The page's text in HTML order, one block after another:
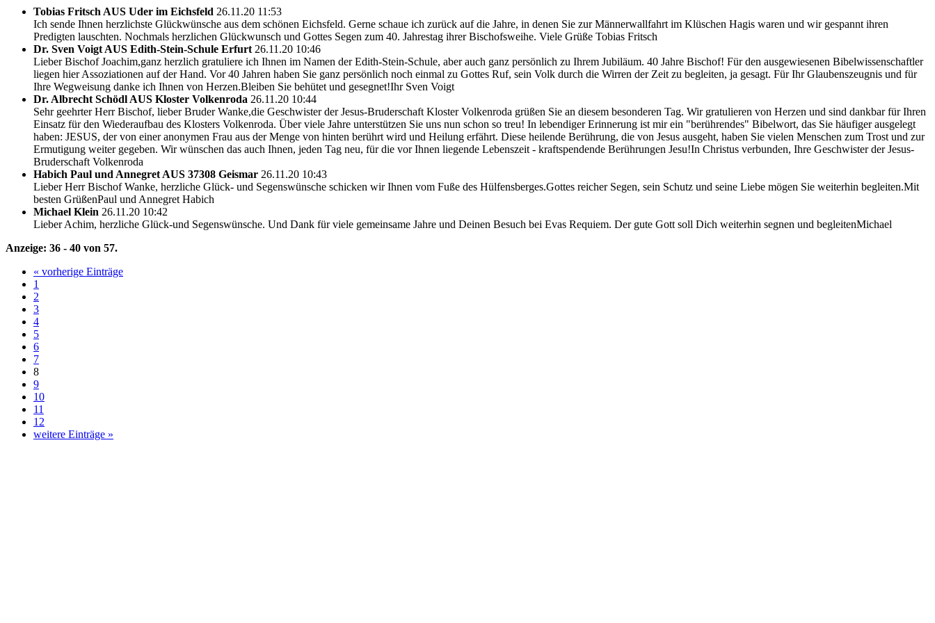
Tobias Fritsch AUS Uder im Eichsfeld 26.11.20 11:53
Ich sende Ihnen herzlichste Glückwünsche aus dem schönen Eichsfeld. Gerne schaue ich zurück auf die Jahre, in denen Sie zur Männerwallfahrt im Klüschen Hagis waren und wir gespannt ihren
Predigten lauschten. Nochmals herzlichen Glückwunsch und Gottes Segen zum 40. Jahrestag ihrer Bischofsweihe. Viele Grüße Tobias Fritsch
Dr. Sven Voigt AUS Edith-Stein-Schule Erfurt 26.11.20 10:46
Lieber Bischof Joachim,ganz herzlich gratuliere ich Ihnen im Namen der Edith-Stein-Schule, aber auch ganz persönlich zu Ihrem Jubiläum. 40 Jahre Bischof! Für den ausgewiesenen Bibelwissenschaftler
liegen hier Assoziationen auf der Hand. Vor 40 Jahren haben Sie ganz persönlich noch einmal zu Gottes Ruf, sein Volk durch die Wirren der Zeit zu begleiten, ja gesagt. Für Ihr Glaubenszeugnis und für
Ihre Wegweisung danke ich Ihnen von Herzen.Bleiben Sie behütet und gesegnet!Ihr Sven Voigt
Dr. Albrecht Schödl AUS Kloster Volkenroda 26.11.20 10:44
Sehr geehrter Herr Bischof, lieber Bruder Wanke,die Geschwister der Jesus-Bruderschaft Kloster Volkenroda grüßen Sie an diesem besonderen Tag. Wir gratulieren von Herzen und sind dankbar für Ihren
Einsatz für den Wiederaufbau des Klosters Volkenroda. Über viele Jahre unterstützen Sie uns nun schon so treu! In lebendiger Erinnerung ist mir ein "berührendes" Bibelwort, das Sie häufiger ausgelegt
haben: JESUS, der von einer anonymen Frau aus der Menge von hinten berührt wird und Heilung erfährt. Diese heilende Berührung, die von Jesus ausgeht, haben Sie vielen Menschen zum Trost und zur
Ermutigung weiter gegeben. Wir wünschen das auch Ihnen, jeden Tag neu, für die vor Ihnen liegende Lebenszeit - kraftspendende Berührungen Jesu!In Christus verbunden, Ihre Geschwister der Jesus-
Bruderschaft Volkenroda
Habich Paul und Annegret AUS 37308 Geismar 26.11.20 10:43
Lieber Herr Bischof Wanke, herzliche Glück- und Segenswünsche schicken wir Ihnen vom Fuße des Hülfensberges.Gottes reicher Segen, sein Schutz und seine Liebe mögen Sie weiterhin begleiten.Mit
besten GrüßenPaul und Annegret Habich
Michael Klein 26.11.20 10:42
Lieber Achim, herzliche Glück-und Segenswünsche. Und Dank für viele gemeinsame Jahre und Deinen Besuch bei Evas Requiem. Der gute Gott soll Dich weiterhin segnen und begleitenMichael
Anzeige: 36 - 40 von 57.
« vorherige Einträge
1
2
3
4
5
6
7
8
9
10
11
12
weitere Einträge »